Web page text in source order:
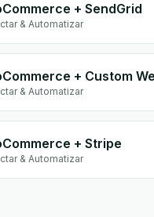
+ SendGrid
& Automatizar
& Automatizar
+ Stripe
& Automatizar